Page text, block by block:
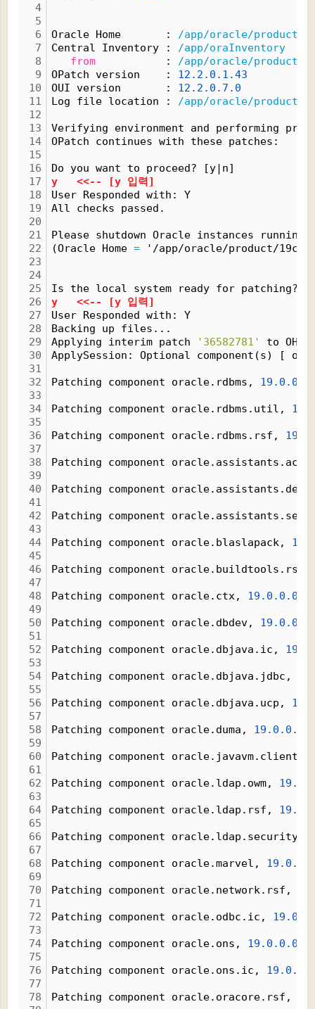
4
5
6
7
8
9
10
11
12
13
14
15
16
17
18
19
20
21
22
23
24
25
26
27
28
29
30
31
32
33
34
35
36
37
38
39
40
41
42
43
44
45
46
47
48
49
50
51
52
53
54
55
56
57
58
59
60
61
62
63
64
65
66
67
68
69
70
71
72
73
74
75
76
77
78
Oracle Home       : /app/oracle/product/
Central Inventory : /app/oraInventory
from : /app/oracle/product/
OPatch version    : 12.2.0.1.43
OUI version       : 12.2.0.7.0
Log file location : /app/oracle/product/
Verifying environment and performing
OPatch continues with these patches:
Do you want to proceed? [y|n]
y   <<-- [y 입력]
User Responded with: Y
All checks passed.
Please shutdown Oracle instances running
(Oracle Home = '/app/oracle/product/19c')
Is the local system ready for patching?
y   <<-- [y 입력]
User Responded with: Y
Backing up files...
Applying interim patch
'36582781' to OH
ApplySession: Optional component(s) [
Patching component oracle.rdbms,
Patching component oracle.rdbms.util,
Patching component oracle.rdbms.rsf,
Patching component
Patching component
Patching component
Patching component oracle.blaslapack,
Patching component
Patching component oracle.ctx,
Patching component oracle.dbdev,
Patching component oracle.dbjava.ic,
Patching component oracle.dbjava.jdbc,
Patching component oracle.dbjava.ucp,
Patching component oracle.duma,
Patching component oracle.javavm.client,
Patching component oracle.ldap.owm,
Patching component oracle.ldap.rsf,
Patching component
Patching component oracle.marvel,
Patching component oracle.network.rsf,
Patching component oracle.odbc.ic,
Patching component oracle.ons,
Patching component oracle.ons.ic,
Patching component oracle.oracore.rsf,